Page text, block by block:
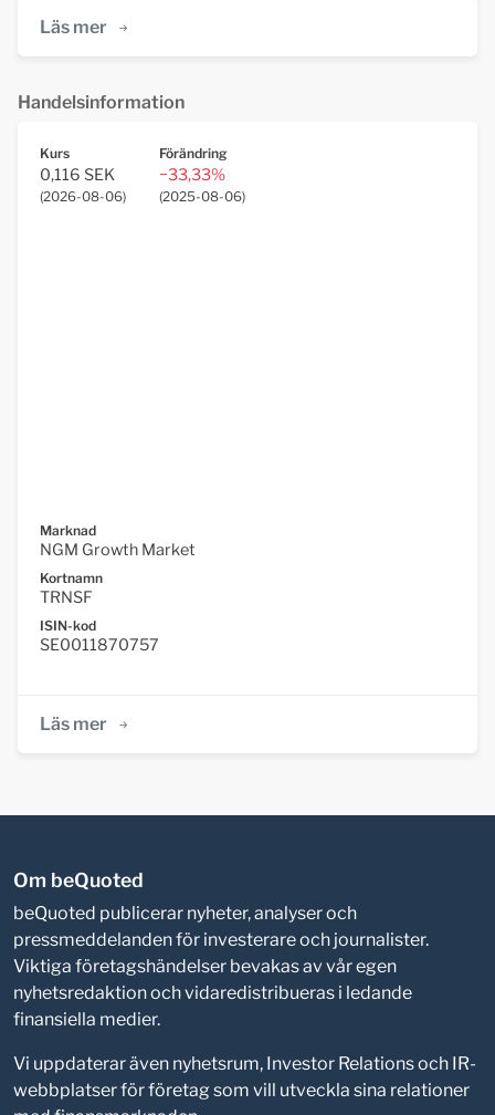
Läs mer
Handelsinformation
Kurs
0,116 SEK
(2026-08-06)
Förändring
−33,33%
(2025-08-06)
Marknad
NGM Growth Market
Kortnamn
TRNSF
ISIN-kod
SE0011870757
Läs mer
Om beQuoted
beQuoted publicerar nyheter, analyser och
pressmeddelanden för investerare och journalister.
Viktiga företagshändelser bevakas av vår egen
nyhetsredaktion och vidaredistribueras i ledande
finansiella medier.
Vi uppdaterar även nyhetsrum, Investor Relations och IR-
webbplatser för företag som vill utveckla sina relationer